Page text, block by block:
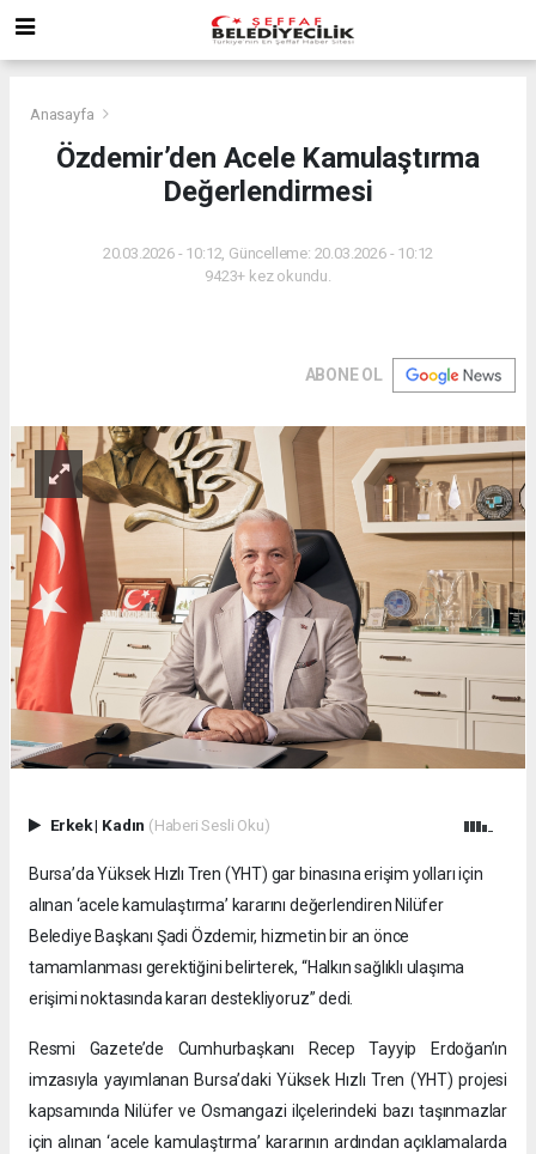
Anasayfa
Özdemir’den Acele Kamulaştırma
Değerlendirmesi
20.03.2026 - 10:12, Güncelleme: 20.03.2026 - 10:12
9423+ kez okundu.
ABONE OL
Erkek| Kadın (Haberi Sesli Oku)
Bursa’da Yüksek Hızlı Tren (YHT) gar binasına erişim yolları için
alınan ‘acele kamulaştırma’ kararını değerlendiren Nilüfer
Belediye Başkanı Şadi Özdemir, hizmetin bir an önce
tamamlanması gerektiğini belirterek, “Halkın sağlıklı ulaşıma
erişimi noktasında kararı destekliyoruz” dedi.
Resmi Gazete’de Cumhurbaşkanı Recep Tayyip Erdoğan’ın
imzasıyla yayımlanan Bursa’daki Yüksek Hızlı Tren (YHT) projesi
kapsamında Nilüfer ve Osmangazi ilçelerindeki bazı taşınmazlar
için alınan ‘acele kamulaştırma’ kararının ardından açıklamalarda